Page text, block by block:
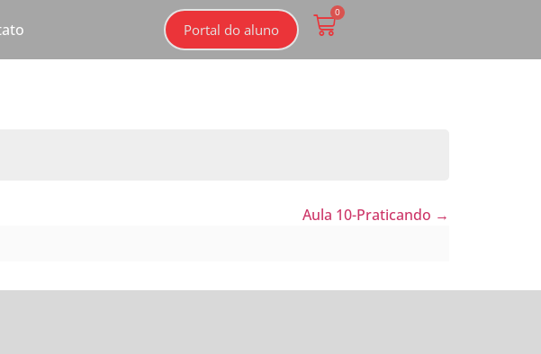
Portal do aluno
0
Aula 10-Praticando